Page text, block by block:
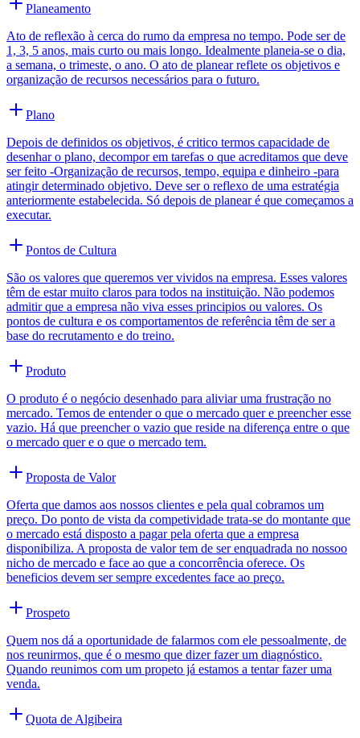
Planeamento
Ato de reflexão à cerca do rumo da empresa no tempo. Pode ser de
1, 3, 5 anos, mais curto ou mais longo. Idealmente planeia-se o dia,
a semana, o trimeste, o ano. O ato de planear reflete os objetivos e
organização de recursos necessários para o futuro.
Plano
Depois de definidos os objetivos, é critico termos capacidade de
desenhar o plano, decompor em tarefas o que acreditamos que deve
ser feito -Organização de recursos, tempo, equipa e dinheiro -para
atingir determinado objetivo. Deve ser o reflexo de uma estratégia
anteriormente estabelecida. Só depois de planear é que começamos a
executar.
Pontos de Cultura
São os valores que queremos ver vividos na empresa. Esses valores
têm de estar muito claros para todos na instituição. Não podemos
admitir que a empresa não viva esses principios ou valores. Os
pontos de cultura e os comportamentos de referência têm de ser a
base do recrutamento e do treino.
Produto
O produto é o negócio desenhado para aliviar uma frustração no
mercado. Temos de entender o que o mercado quer e preencher esse
vazio. Há que preencher o vazio que reside na diferença entre o que
o mercado quer e o que o mercado tem.
Proposta de Valor
Oferta que damos aos nossos clientes e pela qual cobramos um
preço. Do ponto de vista da competividade trata-se do montante que
o mercado está disposto a pagar pela oferta que a empresa
disponibiliza. A proposta de valor tem de ser enquadrada no nossoo
nicho de mercado e face ao que a concorrência oferece. Os
beneficios devem ser sempre excedentes face ao preço.
Prospeto
Quem nos dá a oportunidade de falarmos com ele pessoalmente, de
nos reunirmos, que é o mesmo que dizer fazer um diagnóstico.
Quando reunimos com um propeto já estamos a tentar fazer uma
venda.
Quota de Algibeira